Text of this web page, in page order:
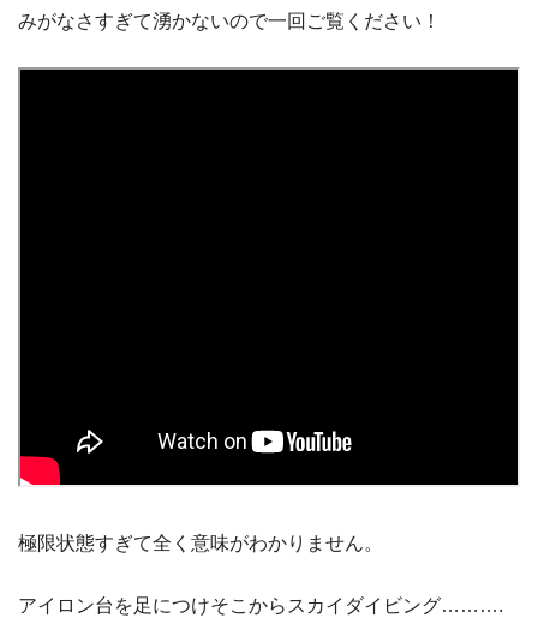
みがなさすぎて湧かないので一回ご覧ください！
極限状態すぎて全く意味がわかりません。
アイロン台を足につけそこからスカイダイビング……….